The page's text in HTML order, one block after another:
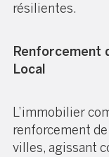
résilientes.
Renforcement
Local
L’immobilier
renforcement
villes, agissant